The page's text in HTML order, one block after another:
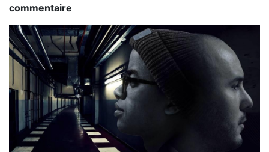
commentaire